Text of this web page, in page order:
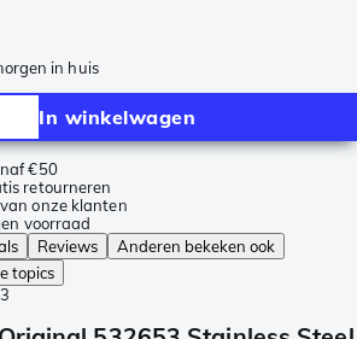
in huis
In winkelwagen
€50
retourneren
onze klanten
voorraad
Reviews
Anderen bekeken ook
topics